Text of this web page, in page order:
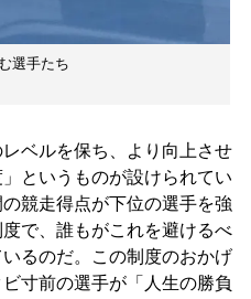
選手たち
ベルを保ち、より向上させ
というものが設けられてい
競走得点が下位の選手を強
で、誰もがこれを避けるべ
るのだ。この制度のおかげ
寸前の選手が「人生の勝負